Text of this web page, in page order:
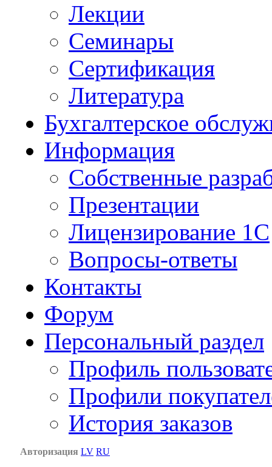
Лекции
Семинары
Сертификация
Литература
Бухгалтерское
Информация
Собственные
Презентации
Лицензирование 1С
Вопросы-ответы
Контакты
Форум
Персональный раздел
Профиль
Профили
История заказов
Авторизация LV RU